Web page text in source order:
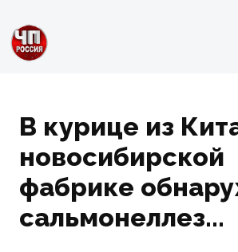
В курице из
новосибирской
фабрике
сальмонеллез...